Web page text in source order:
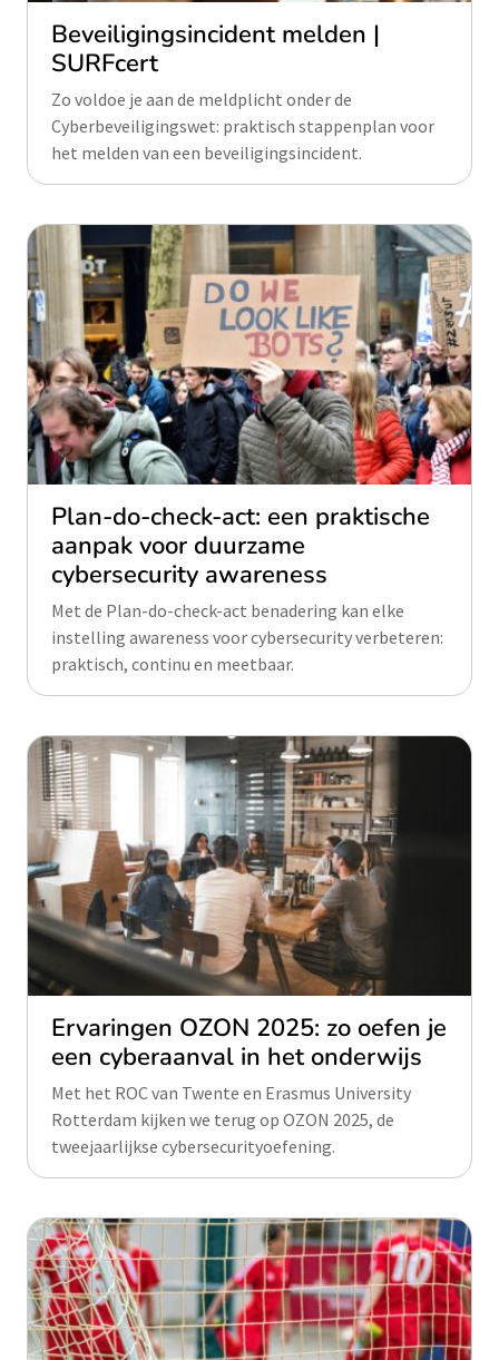
Beveiligingsincident melden |
SURFcert
Zo voldoe je aan de meldplicht onder de
Cyberbeveiligingswet: praktisch stappenplan voor
het melden van een beveiligingsincident.
Plan-do-check-act: een praktische
aanpak voor duurzame
cybersecurity awareness
Met de Plan-do-check-act benadering kan elke
instelling awareness voor cybersecurity verbeteren:
praktisch, continu en meetbaar.
Ervaringen OZON 2025: zo oefen je
een cyberaanval in het onderwijs
Met het ROC van Twente en Erasmus University
Rotterdam kijken we terug op OZON 2025, de
tweejaarlijkse cybersecurityoefening.